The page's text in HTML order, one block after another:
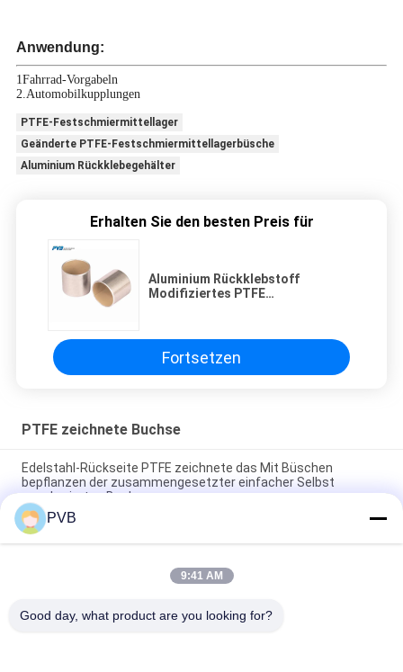
Anwendung:
1Fahrrad-Vorgabeln
2.Automobilkupplungen
PTFE-Festschmiermittellager
Geänderte PTFE-Festschmiermittellagerbüsche
Aluminium Rückklebegehälter
Erhalten Sie den besten Preis für
Aluminium Rückklebstoff
Modifiziertes PTFE
Fortsetzen
PTFE zeichnete Buchse
Edelstahl-Rückseite PTFE zeichnete das Mit Büschen
bepflanzen der zusammengesetzter einfacher Selbst
geschmierten Buchse
Edelstahl basierte gesprühter LÄRM Buchse PTFE
zusammengesetzter Selbst 1494, der Gleitlager schmiert
Stahlrückseite PTFE zeichnete die Hydrualic-Zahnradpumpe,
PVB
9:41 AM
Good day, what product are you looking for?